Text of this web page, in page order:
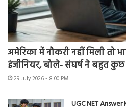
अमेरिका में नौकरी नहीं मिली तो
इंजीनियर, बोले- संघर्ष ने बहुत
29 July 2026 - 8:00 PM
UGC NET Answer